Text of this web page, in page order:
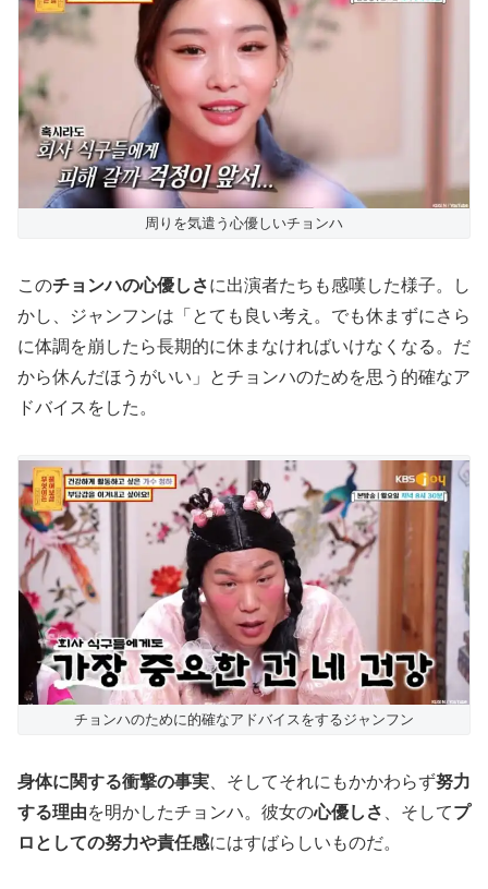
周りを気遣う心優しいチョンハ
このチョンハの心優しさに出演者たちも感嘆した様子。し
かし、ジャンフンは「とても良い考え。でも休まずにさら
に体調を崩したら長期的に休まなければいけなくなる。だ
から休んだほうがいい」とチョンハのためを思う的確なア
ドバイスをした。
チョンハのために的確なアドバイスをするジャンフン
身体に関する衝撃の事実 、そしてそれにもかかわらず努力
する理由を明かしたチョンハ。彼女の心優しさ 、そしてプ
ロとしての努力や責任感にはすばらしいものだ。